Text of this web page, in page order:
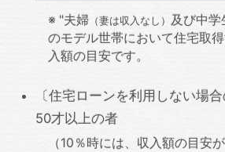
※ "夫婦（妻は収入なし） 及び中
のモデル世帯において住宅取
入額の目安です。
〔住宅ローンを利用しない場
50才以上の者
（10％時には、収入額の目安が